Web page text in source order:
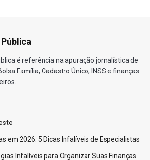
é referência na apuração jornalística de
Família, Cadastro Único, INSS e finanças
em 2026: 5 Dicas Infalíveis de Especialistas
Infalíveis para Organizar Suas Finanças